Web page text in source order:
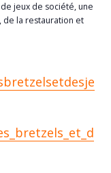
jeux de société, une
de la restauration et